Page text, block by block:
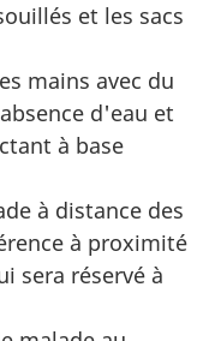
et les sacs
mains avec du
d'eau et
à base
à distance des
à proximité
sera réservé à